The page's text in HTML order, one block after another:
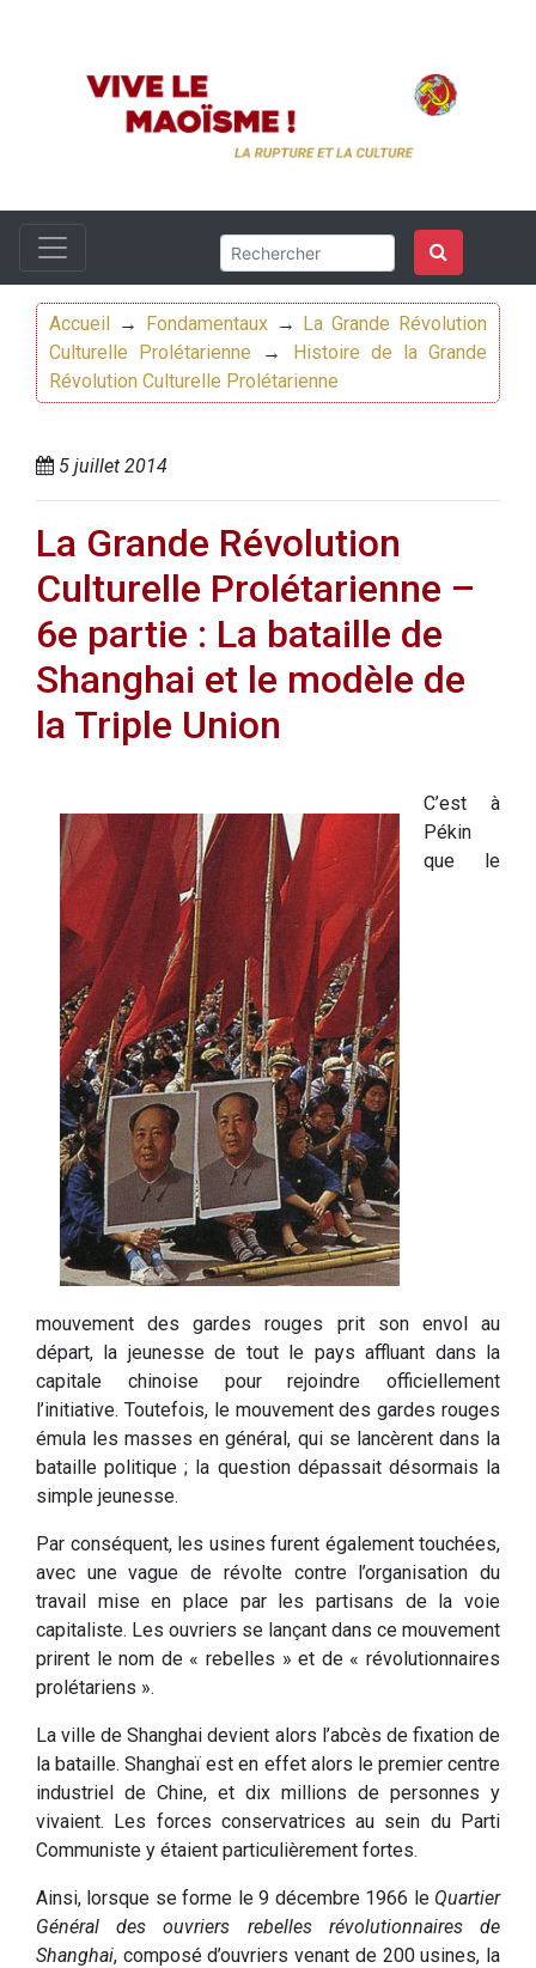
Accueil → Fondamentaux→
La Grande Révolution
Culturelle Prolétarienne →
Histoire de la Grande
Révolution Culturelle Prolétarienne
5 juillet 2014
La Grande Révolution
Culturelle Prolétarienne –
6e partie : La bataille de
Shanghai et le modèle de
la Triple Union
C’est à
Pékin
que le
mouvement des gardes rouges prit son envol au
départ, la jeunesse de tout le pays affluant dans la
capitale chinoise pour rejoindre officiellement
l’initiative. Toutefois, le mouvement des gardes rouges
émula les masses en général, qui se lancèrent dans la
bataille politique ; la question dépassait désormais la
simple jeunesse.
Par conséquent, les usines furent également touchées,
avec une vague de révolte contre l’organisation du
travail mise en place par les partisans de la voie
capitaliste. Les ouvriers se lançant dans ce mouvement
prirent le nom de « rebelles » et de « révolutionnaires
prolétariens ».
La ville de Shanghai devient alors l’abcès de fixation de
la bataille. Shanghaï est en effet alors le premier centre
industriel de Chine, et dix millions de personnes y
vivaient. Les forces conservatrices au sein du Parti
Communiste y étaient particulièrement fortes.
Ainsi, lorsque se forme le 9 décembre 1966 le Quartier
Général des ouvriers rebelles révolutionnaires de
Shanghai, composé d’ouvriers venant de 200 usines, la